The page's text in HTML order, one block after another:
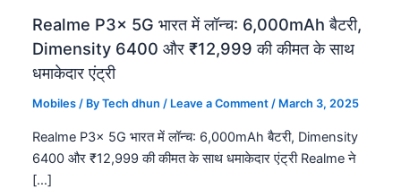
Realme P3x 5G भारत में लॉन्च: 6,000mAh बैटरी,
Dimensity 6400 और ₹12,999 की कीमत के साथ
धमाकेदार एंट्री
Mobiles / ByTech dhun/ Leave a Comment / March 3, 2025
Realme P3x 5G भारत में लॉन्च: 6,000mAh बैटरी, Dimensity
6400 और ₹12,999 की कीमत के साथ धमाकेदार एंट्री Realme ने
[…]